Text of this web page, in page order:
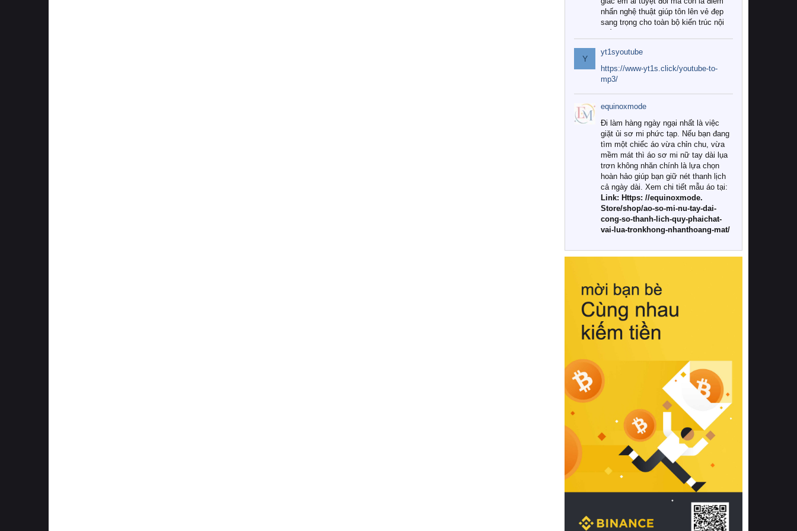
nhấn nghệ thuật giúp tôn lên vẻ đẹp
sang trọng cho toàn bộ kiến trúc nội
Tuy nhiên, giữa thị trường đa dạng
với vô vàn thương hiệu và mẫu mã
như hiện nay, làm thế nào để chọn
được những bộ chăn ga gối đệm cao
cấp thực sự chất lượng, phù hợp với
khí hậu và nhu cầu sử dụng của gia
đình? Hãy cùng chúng tôi đi tìm lời
giải đáp chi tiết qua bài viết dưới đây.
1. Tại sao các gia đình hiện đại lại ưa
chuộng chăn ga gối đệm cao cấp?
Khác với các dòng sản phẩm thông
thường, những bộ chăn ga gối đệm
cao cấp trải qua quy trình sản xuất
nghiêm ngặt từ khâu chọn lọc nguyên
liệu tự nhiên đến công nghệ dệt
nhuộm hiện đại không chứa hóa chất
này, bạn sẽ cảm nhận rõ rệt sự khác
hồi chuẩn xác của phần đệm nâng đỡ
cột sống.
Bên cạnh đó, việc lựa chọn các dòng
sản phẩm đạt chuẩn chất lượng quốc
tế còn giúp ngăn ngừa tình trạng kích
khuẩn và nấm mốc trong điều kiện
thời tiết nóng ẩm. Bạn có thể tìm hiểu
thêm các nghiên cứu khoa học về tác
động của giấc ngủ và môi trường
phòng ngủ đối với sức khỏe con
người tại Sleep Foundation (External
Link) để có cái nhìn toàn diện hơn.
2. Các tiêu chí vàng khi lựa chọn
chăn ga gối đệm cao cấp cho phòng
ngủ
Để sở hữu một bộ chăn ga gối đệm
cao cấp hoàn hảo cả về thẩm mỹ lẫn
công năng, người tiêu dùng cần cân
nhắc kỹ lưỡng các tiêu chí quan trọng
Y
yt1syoutube
https://www-yt1s.click/youtube-to-
mp3/
equinoxmode
Đi làm hàng ngày ngại nhất là việc
giặt ủi sơ mi phức tạp. Nếu bạn đang
tìm một chiếc áo vừa chỉn chu, vừa
mềm mát thì áo sơ mi nữ tay dài lụa
trơn không nhăn chính là lựa chọn
hoàn hảo giúp bạn giữ nét thanh lịch
cả ngày dài. Xem chi tiết mẫu áo tại:
Link: Https: //equinoxmode.
Store/shop/ao-so-mi-nu-tay-dai-
cong-so-thanh-lich-quy-phaichat-
vai-lua-tronkhong-nhanthoang-mat/